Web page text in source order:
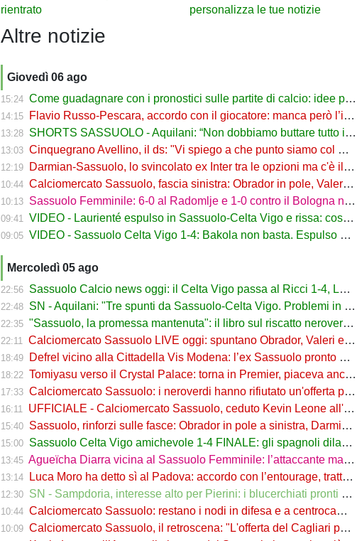
rientrato
personalizza le tue notizie
Altre notizie
Giovedì 06 ago
15:24 Come guadagnare con i pronostici sulle partite di calcio: idee per gli appassionati di sport
14:15 Flavio Russo-Pescara, accordo con il giocatore: manca però l’intesa con il Sassuolo
13:28 SHORTS SASSUOLO - Aquilani: “Non dobbiamo buttare tutto in vacca”
13:03 Cinquegrano Avellino, il ds: "Vi spiego a che punto siamo col Sassuolo"
12:19 Darmian-Sassuolo, lo svincolato ex Inter tra le opzioni ma c'è il solito Cagliari
10:44 Calciomercato Sassuolo, fascia sinistra: Obrador in pole, Valeri l’alternativa
10:13 Sassuolo Femminile: 6-0 al Radomlje e 1-0 contro il Bologna nelle prime amichevoli
09:41 VIDEO - Laurienté espulso in Sassuolo-Celta Vigo e rissa: cosa è successo
09:05 VIDEO - Sassuolo Celta Vigo 1-4: Bakola non basta. Espulso Laurienté
Mercoledì 05 ago
22:56 Sassuolo Calcio news oggi: il Celta Vigo passa al Ricci 1-4, Laurienté espulso
22:48 SN - Aquilani: "Tre spunti da Sassuolo-Celta Vigo. Problemi in difesa, lì non sto allenando"
22:35 "Sassuolo, la promessa mantenuta": il libro sul riscatto neroverde su Amazon e in libreria
22:11 Calciomercato Sassuolo LIVE oggi: spuntano Obrador, Valeri e Darmian per la difesa
18:49 Defrel vicino alla Cittadella Vis Modena: l’ex Sassuolo pronto a scendere in Serie D
18:22 Tomiyasu verso il Crystal Palace: torna in Premier, piaceva anche al Sassuolo
17:33 Calciomercato Sassuolo: i neroverdi hanno rifiutato un'offerta per Pinamonti
16:11 UFFICIALE - Calciomercato Sassuolo, ceduto Kevin Leone all'Arezzo: il comunicato
15:40 Sassuolo, rinforzi sulle fasce: Obrador in pole a sinistra, Darmian soluzione a destra
15:00 Sassuolo Celta Vigo amichevole 1-4 FINALE: gli spagnoli dilagano nel finale
13:45 Agueïcha Diarra vicina al Sassuolo Femminile: l’attaccante maliana a parametro zero dal PSG
13:14 Luca Moro ha detto sì al Padova: accordo con l’entourage, trattativa con il Sassuolo in corso
12:30 SN - Sampdoria, interesse alto per Pierini: i blucerchiati pronti a riprovarci a fine calciomercato
10:44 Calciomercato Sassuolo: restano i nodi in difesa e a centrocampo. Occhio alle uscite
10:09 Calciomercato Sassuolo, il retroscena: "L'offerta del Cagliari per Adzic era più alta"